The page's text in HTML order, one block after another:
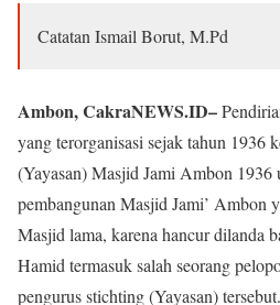
Catatan Ismail Borut, M.Pd
Ambon, CakraNEWS.ID–
yang terorganisasi sejak tahun 1936
(Yayasan) Masjid Jami Ambon 1936
pembangunan Masjid Jami’ Ambon
Masjid lama, karena hancur dilanda
Hamid termasuk salah seorang
pengurus stichting (Yayasan) tersebut.